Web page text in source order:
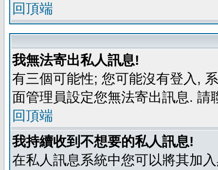
回頂端
我無法寄出私人訊息!
有三個可能性; 您可能沒有登入,
面管理員設定您無法寄出訊息. 請
回頂端
我持續收到不想要的私人訊息!
在私人訊息系統中您可以將其加